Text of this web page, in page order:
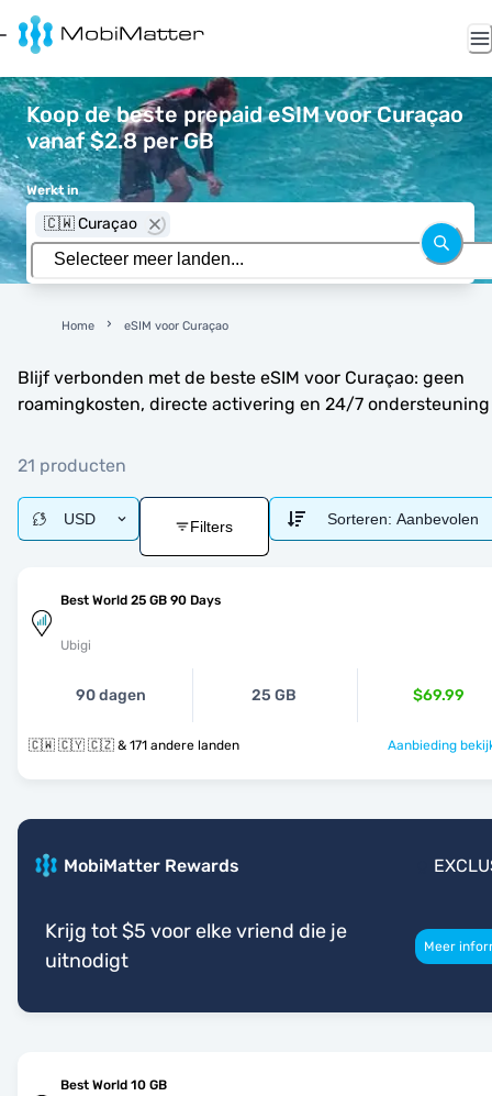
Koop de beste prepaid eSIM voor Curaçao
vanaf $2.8 per GB
Werkt in
🇨🇼 Curaçao
Home eSIM voor Curaçao
Blijf verbonden met de beste eSIM voor Curaçao: geen
roamingkosten, directe activering en 24/7 ondersteuning
21 producten
USD Filters Sorteren: Aanbevolen
Best World 25 GB 90 Days
Ubigi
90 dagen 25 GB $69.99
🇨🇼 🇨🇾 🇨🇿 & 171 andere landen Aanbieding
MobiMatter Rewards
Krijg tot $5 voor elke vriend die je
uitnodigt
Meer
Best World 10 GB